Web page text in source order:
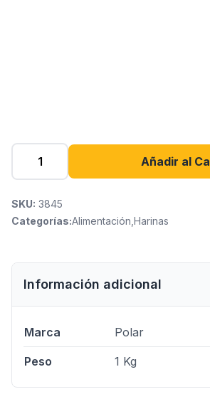
Añadir al
SKU: 3845
Categorías:Alimentación Harinas
Información adicional
Marca Polar
Peso 1 Kg